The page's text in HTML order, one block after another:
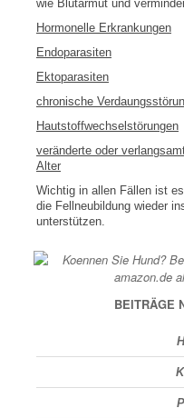
wie Blutarmut und
Hormonelle Erkrankungen
Endoparasiten
Ektoparasiten
chronische
Hautstoffwechselstörungen
veränderte oder
Alter
Wichtig in allen Fällen ist
die Fellneubildung wieder
unterstützen.
BEITRÄGE